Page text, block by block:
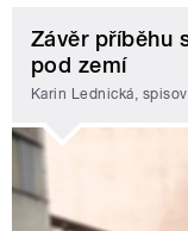
Závěr příběhu
pod zemí
Karin Lednická,